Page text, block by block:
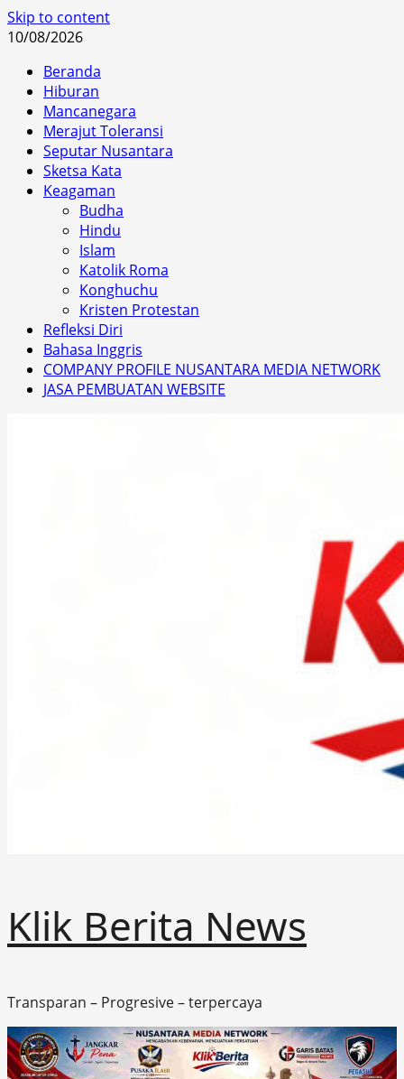
Skip to content
10/08/2026
Beranda
Hiburan
Mancanegara
Merajut Toleransi
Seputar Nusantara
Sketsa Kata
Keagaman
Budha
Hindu
Islam
Katolik Roma
Konghuchu
Kristen Protestan
Refleksi Diri
Bahasa Inggris
COMPANY PROFILE NUSANTARA MEDIA NETWORK
JASA PEMBUATAN WEBSITE
Klik Berita News
Transparan – Progresive – terpercaya